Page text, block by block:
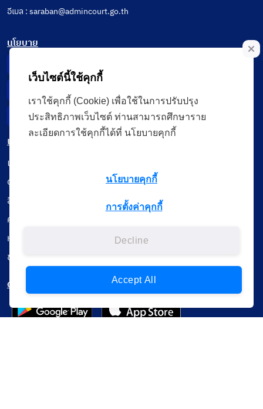
อีเมล : saraban@admincourt.go.th
นโยบาย
Incident Report
เมนู
เรียนออนไลน์
ดูถ่ายทอดสด
สื่อการเรียนรู้
ค้นรายการหนังสือ
หนังสืออิเล็กทรอนิกส์
ข้อมูลผู้ใช้งาน
ดาวน์โหลดใช้งานบนแอปพลิเคชัน
เว็บไซต์นี้ใช้คุกกี้
เราใช้คุกกี้ (Cookie) เพื่อใช้ในการปรับปรุง
ประสิทธิภาพเว็บไซต์ ท่านสามารถศึกษาราย
ละเอียดการใช้คุกกี้ได้ที่ นโยบายคุกกี้
นโยบายคุกกี้
การตั้งค่าคุกกี้
Decline
Accept All